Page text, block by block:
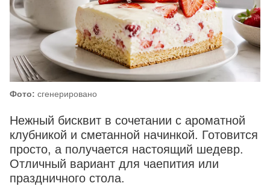
Фото: сгенерировано
Нежный бисквит в сочетании с ароматной
клубникой и сметанной начинкой. Готовится
просто, а получается настоящий шедевр.
Отличный вариант для чаепития или
праздничного стола.